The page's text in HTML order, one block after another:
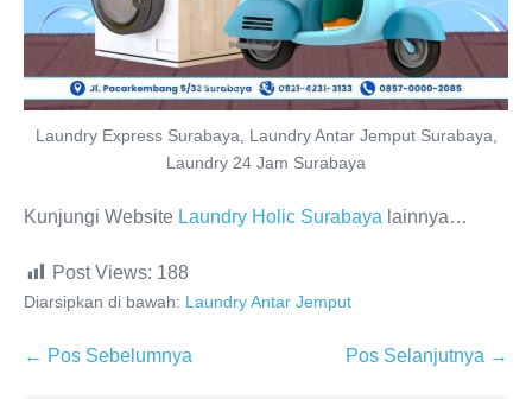
Laundry Express Surabaya, Laundry Antar Jemput Surabaya,
Laundry 24 Jam Surabaya
Kunjungi Website Laundry Holic Surabaya lainnya…
Post Views: 188
Diarsipkan di bawah: Laundry Antar Jemput
Navigasi
← Pos Sebelumnya Pos Selanjutnya →